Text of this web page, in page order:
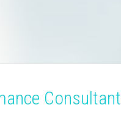
Consultant